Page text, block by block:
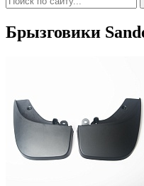
Брызговики